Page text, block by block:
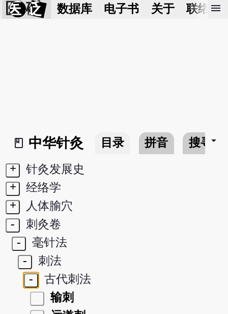
医 砭 数据库 电子书 关于 联络我
menu
book_2
中华针灸 目录 拼音 搜寻arrow_drop_down
+
针灸发展史
+
经络学
+
人体腧穴
-
刺灸卷
-
毫针法
-
刺法
-
古代刺法
输刺